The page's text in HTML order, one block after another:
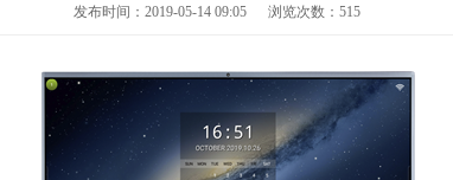
发布时间：2019-05-14 09:05 浏览次数： 515